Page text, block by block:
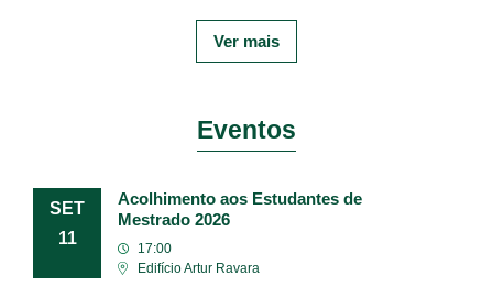
Ver mais
Eventos
SET
11
Acolhimento aos Estudantes de
Mestrado 2026
17:00
Edifício Artur Ravara